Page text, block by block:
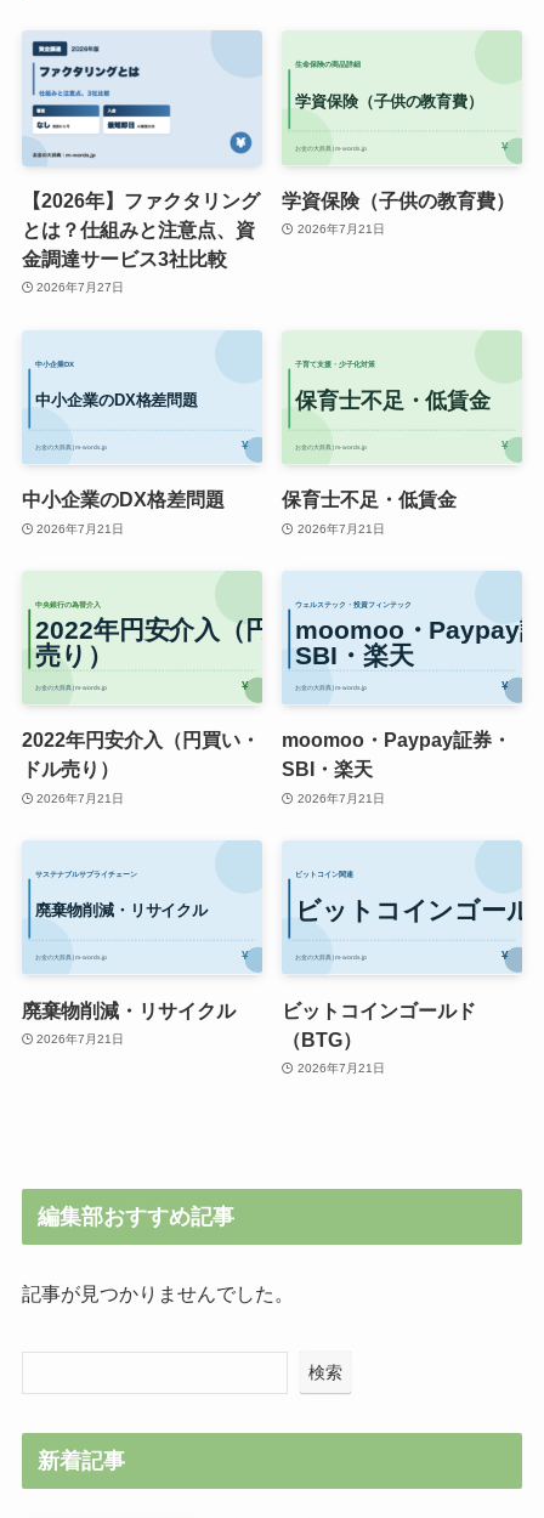
【2026年】ファクタリング
とは？仕組みと注意点、資
金調達サービス3社比較
2026年7月27日
学資保険（子供の教育費）
2026年7月21日
中小企業のDX格差問題
2026年7月21日
保育士不足・低賃金
2026年7月21日
2022年円安介入（円買い・
ドル売り）
2026年7月21日
moomoo・Paypay証券・
SBI・楽天
2026年7月21日
廃棄物削減・リサイクル
2026年7月21日
ビットコインゴールド
（BTG）
2026年7月21日
編集部おすすめ記事
記事が見つかりませんでした。
検索
新着記事